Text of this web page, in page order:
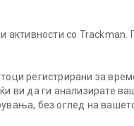
со Trackman.
регистрирани за
ви да ги анализирате
без оглед на